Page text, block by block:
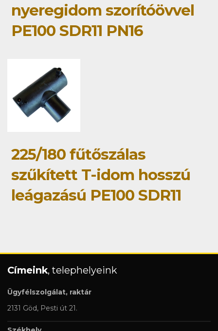
nyeregidom szorítóövvel
PE100 SDR11 PN16
225/180 fűtőszálas
szűkített T-idom hosszú
leágazású PE100 SDR11
Címeink, telephelyeink
Ügyfélszolgálat, raktár
2131 Göd, Pesti út 21.